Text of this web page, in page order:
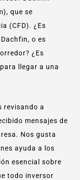
que se
(CFD). ¿Es
o es
¿Es
llegar a una
revisando a
mensajes de
Nos gusta
ayuda a los
esencial sobre
todo inversor